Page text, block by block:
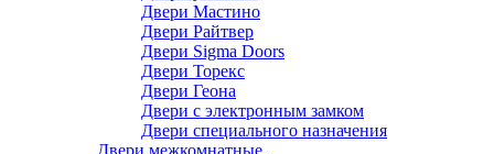
Двери Мастино
Двери Райтвер
Двери Sigma Doors
Двери Торекс
Двери Геона
Двери с электронным замком
Двери специального назначения
Двери межкомнатные